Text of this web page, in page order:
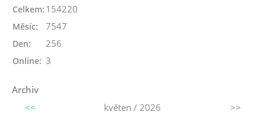
Online: 3
Celkem: 154220
Měsíc: 7547
Den: 256
Archiv
<<
květen / 2026 >>